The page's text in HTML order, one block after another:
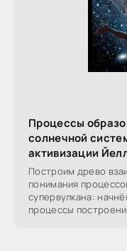
Процессы
солнечной
активизации
Построим древо
понимания
супервулкана:
процессы